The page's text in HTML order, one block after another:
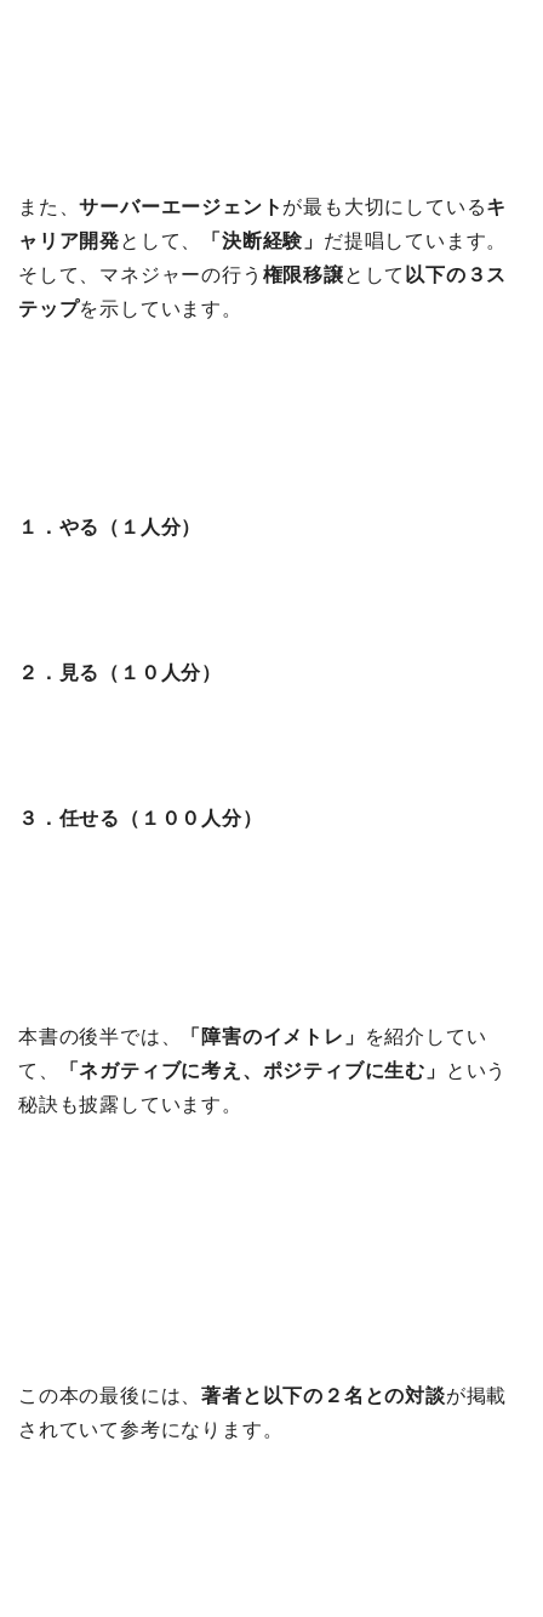
また、サーバーエージェント が最も大切にしているキ
ャリア開発として、 「決断経験」 だ提唱しています。
そして、マネジャーの行う 権限移譲として 以下の３ス
テップを示しています。
１．やる（１人分）
２．見る（１０人分）
３．任せる（１００人分）
本書の後半では、 「障害のイメトレ」
を紹介してい
て、
「ネガティブに考え、ポジティブに生む」
という
秘訣も披露しています。
この本の最後には、著者と以下の２名との対談が掲載
されていて参考になります。